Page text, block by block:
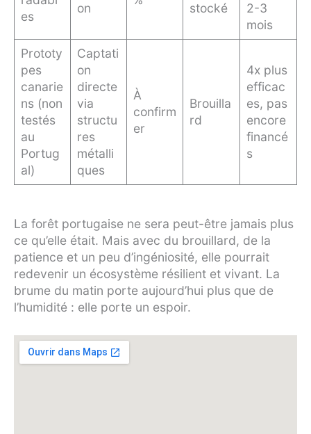
es
on stocké
2-3
mois
Prototy
pes
canarie
ns (non
testés
au
Portug
al)
Captati
on
directe
via
structu
res
métalli
ques
À
confirm
er
Brouilla
rd
4x plus
efficac
es, pas
encore
financé
s
La forêt portugaise ne sera peut-être jamais plus
ce qu’elle était. Mais avec du brouillard, de la
patience et un peu d’ingéniosité, elle pourrait
redevenir un écosystème résilient et vivant. La
brume du matin porte aujourd’hui plus que de
l’humidité : elle porte un espoir.